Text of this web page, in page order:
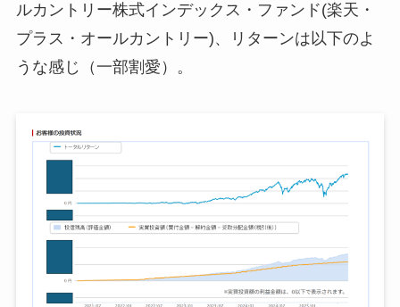
ルカントリー株式インデックス・ファンド(楽天・
プラス・オールカントリー)、リターンは以下のよ
うな感じ（一部割愛）。